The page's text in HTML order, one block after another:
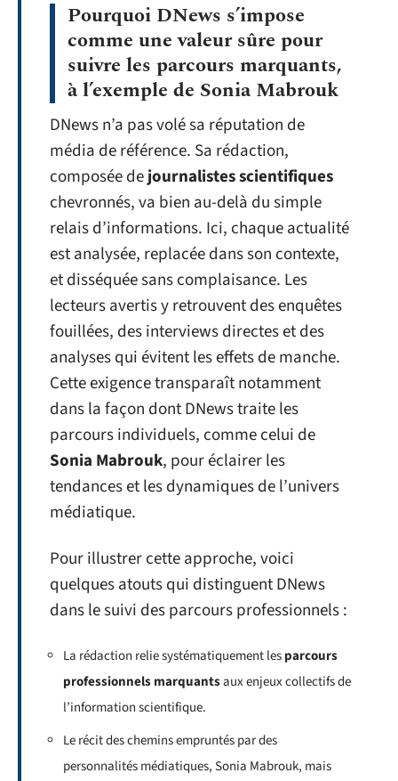
Pourquoi DNews s’impose
comme une valeur sûre pour
suivre les parcours marquants,
à l’exemple de Sonia Mabrouk
DNews n’a pas volé sa réputation de
média de référence. Sa rédaction,
composée dejournalistes scientifiques
chevronnés, va bien au-delà du simple
relais d’informations. Ici, chaque actualité
est analysée, replacée dans son contexte,
et disséquée sans complaisance. Les
lecteurs avertis y retrouvent des enquêtes
fouillées, des interviews directes et des
analyses qui évitent les effets de manche.
Cette exigence transparaît notamment
dans la façon dont DNews traite les
parcours individuels, comme celui de
Sonia Mabrouk, pour éclairer les
tendances et les dynamiques de l’univers
médiatique.
Pour illustrer cette approche, voici
quelques atouts qui distinguent DNews
dans le suivi des parcours professionnels :
La rédaction relie systématiquement lesparcours
professionnels marquantsaux enjeux collectifs de
l’information scientifique.
Le récit des chemins empruntés par des
personnalités médiatiques, Sonia Mabrouk, mais